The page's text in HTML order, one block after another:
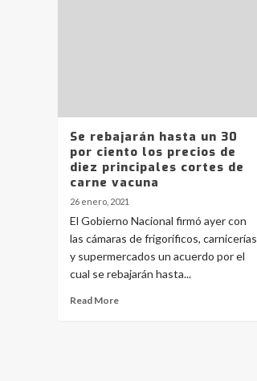
Se rebajarán hasta un 30
por ciento los precios de
diez principales cortes de
carne vacuna
26 enero, 2021
El Gobierno Nacional firmó ayer con
las cámaras de frigoríficos, carnicerías
y supermercados un acuerdo por el
cual se rebajarán hasta...
Read More